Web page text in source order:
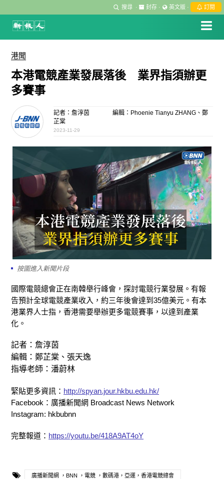
搜尋 · 封存 · 英文版 · 訂閱
港聞
本港電競產業發展落後 業界指須辦更
多賽事
記者：詹淳茵
編輯：Phoenie Tianyu ZHANG、鄭
芷棠
2023-11-29
按圖進入新聞片段
國際電競總會正在南韓舉行峰會，探討電競行業發展。有報
告預計全球電競產業收入，約三年後會達到35億美元。有本
港業界人士指，香港需要舉辦更多電競賽事，以達到產業
化。
記者：詹淳茵
編輯：鄭芷棠、張天逸
指導老師：潘蔚林
緊貼更多資訊： http://spyan.jour.hkbu.edu.hk/
Facebook：廣播新聞網 Broadcast News Network
Instagram: hkbubnn
完整報道： https://youtu.be/418A9AT4oY
廣播新聞網 ，BNN ，電競 ，數碼港，亞運，香港電競總會